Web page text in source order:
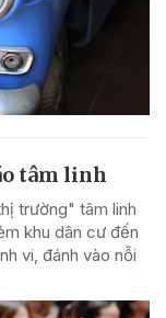
tâm linh
trường" tâm linh
khu dân cư đến
vi, đánh vào nỗi